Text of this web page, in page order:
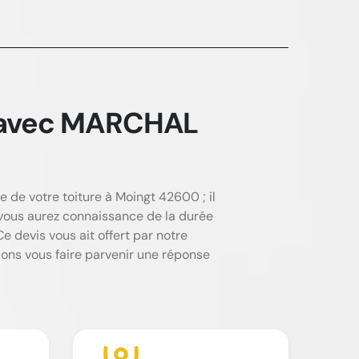
MARCHAL
de votre toiture à Moingt 42600 ; il
aurez connaissance de la durée
devis vous ait offert par notre
vous faire parvenir une réponse